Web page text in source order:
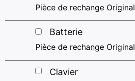
Pièce de rechange
Batterie
Pièce de rechange
Clavier